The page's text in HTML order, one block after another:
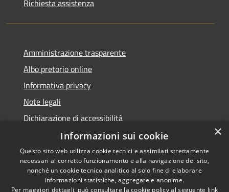
Richiesta assistenza
Amministrazione trasparente
Albo pretorio online
Informativa privacy
Note legali
Dichiarazione di accessibilità
Accessibilità
Copyright © 2026 • Comune di
Cerro al Lambro • Powered by
×
Informazioni sui cookie
Questo sito web utilizza cookie tecnici e assimilati strettamente
necessari al corretto funzionamento e alla navigazione del sito,
nonché un cookie tecnico analitico al solo fine di elaborare
informazioni statistiche, aggregate e anonime.
Per maggiori dettagli, può consultare la cookie policy al seguente link